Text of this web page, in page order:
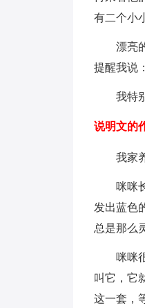
有二个小
漂亮的.
提醒我说
我特别
说明文的
我家养
咪咪长
发出蓝色
总是那么
咪咪很
叫它，它
这一套，